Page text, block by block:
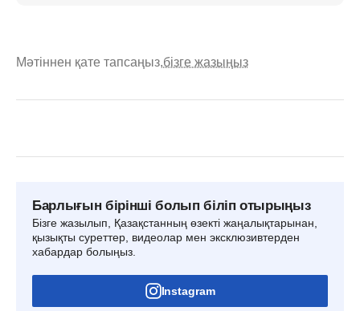
Мәтіннен қате тапсаңыз,бізге жазыңыз
Барлығын бірінші болып біліп отырыңыз
Бізге жазылып, Қазақстанның өзекті жаңалықтарынан,
қызықты суреттер, видеолар мен эксклюзивтерден
хабардар болыңыз.
Instagram